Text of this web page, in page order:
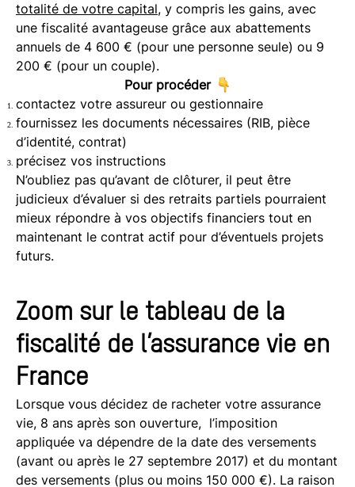
totalité de votre capital, y compris les gains, avec
une fiscalité avantageuse grâce aux abattements
annuels de 4 600 € (pour une personne seule) ou 9
200 € (pour un couple).
Pour procéder
contactez votre assureur ou gestionnaire
fournissez les documents nécessaires (RIB, pièce
d’identité, contrat)
précisez vos instructions
N’oubliez pas qu’avant de clôturer, il peut être
judicieux d’évaluer si des retraits partiels pourraient
mieux répondre à vos objectifs financiers tout en
maintenant le contrat actif pour d’éventuels projets
futurs.
Zoom sur le tableau de la
fiscalité de l’assurance vie en
France
Lorsque vous décidez de racheter votre assurance
vie, 8 ans après son ouverture, l’imposition
appliquée va dépendre de la date des versements
(avant ou après le 27 septembre 2017) et du montant
des versements (plus ou moins 150 000 €). La raison